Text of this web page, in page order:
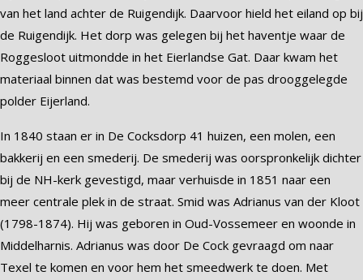
van het land achter de Ruigendijk. Daarvoor hield het eiland op bij
de Ruigendijk. Het dorp was gelegen bij het haventje waar de
Roggesloot uitmondde in het Eierlandse Gat. Daar kwam het
materiaal binnen dat was bestemd voor de pas drooggelegde
polder Eijerland.
In 1840 staan er in De Cocksdorp 41 huizen, een molen, een
bakkerij en een smederij. De smederij was oorspronkelijk dichter
bij de NH-kerk gevestigd, maar verhuisde in 1851 naar een
meer centrale plek in de straat. Smid was Adrianus van der Kloot
(1798-1874). Hij was geboren in Oud-Vossemeer en woonde in
Middelharnis. Adrianus was door De Cock gevraagd om naar
Texel te komen en voor hem het smeedwerk te doen. Met